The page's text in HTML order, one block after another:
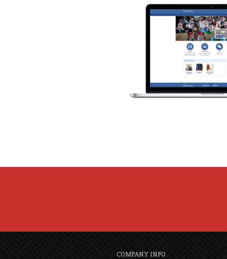
COMPANY INFO